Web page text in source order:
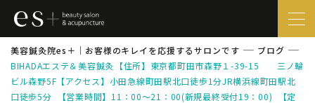
美容鍼灸院es＋｜お客様のキレイを応援するサロンです
ブログ
BIHADAエステ＆美容鍼灸⁡【住所】東京都町田市森野１-39-15 三ノ輪
ビル森野5F【アクセス】小田急線町田駅北口徒歩1分JR横浜線町田駅北
口徒歩5分 ⁡【営業時間】11：00～21：00(新規最終受付19：00) ⁡【定